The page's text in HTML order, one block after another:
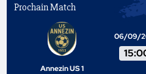
Prochain Match
Annezin US 1
06/09/